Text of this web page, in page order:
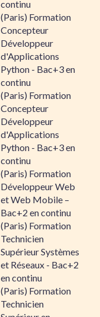
continu
(Paris) Formation
Concepteur
Développeur
d'Applications
Python - Bac+3 en
continu
(Paris) Formation
Concepteur
Développeur
d'Applications
Python - Bac+3 en
continu
(Paris) Formation
Développeur Web
et Web Mobile –
Bac+2 en continu
(Paris) Formation
Technicien
Supérieur Systèmes
et Réseaux - Bac+2
en continu
(Paris) Formation
Technicien